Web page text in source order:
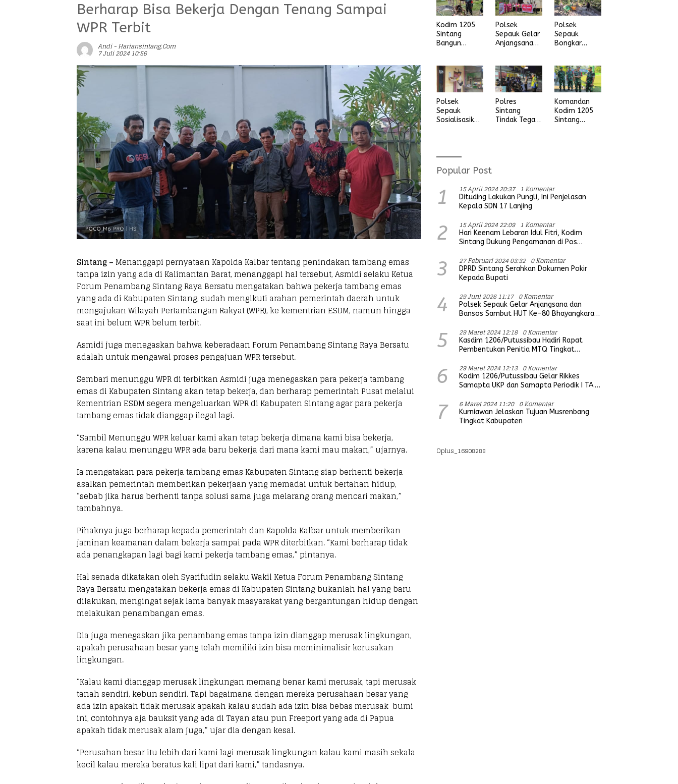
Berharap Bisa Bekerja Dengan Tenang Sampai
WPR Terbit
Andi - Hariansintang.com
7 Juli 2024 10:56
Sintang – Menanggapi pernyataan Kapolda Kalbar tentang penindakan tambang emas
tanpa izin yang ada di Kalimantan Barat, menanggapi hal tersebut, Asmidi selaku Ketua
Forum Penambang Sintang Raya Bersatu mengatakan bahwa pekerja tambang emas
yang ada di Kabupaten Sintang, sudah mengikuti arahan pemerintah daerah untuk
mengajukan Wilayah Pertambangan Rakyat (WPR), ke kementrian ESDM, namun hingga
saat ini belum WPR belum terbit.
Asmidi juga menegaskan bahwa keberadaan Forum Penambang Sintang Raya Bersatu
adalah untuk mengawal proses pengajuan WPR tersebut.
Sembari menunggu WPR di terbitkan Asmidi juga menegaskan para pekerja tambang
emas di Kabupaten Sintang akan tetap bekerja, dan berharap pemerintah Pusat melalui
Kementrian ESDM segera mengeluarkan WPR di Kabupaten Sintang agar para pekerja
tambang emas tidak dianggap ilegal lagi.
“Sambil Menunggu WPR keluar kami akan tetap bekerja dimana kami bisa bekerja,
karena kalau menunggu WPR ada baru bekerja dari mana kami mau makan,” ujarnya.
Ia mengatakan para pekerja tambang emas Kabupaten Sintang siap berhenti bekerja
asalkan pemerintah memberikan pekerjaan yang memadai untuk bertahan hidup,
“sebab jika harus berhenti tanpa solusi sama juga melarang orang mencari makan,”
tambahnya.
Pihaknya juga berharap kepada pemerintah dan Kapolda Kalbar untuk memberikan
jaminan keamanan dalam bekerja sampai pada WPR diterbitkan. “Kami berharap tidak
ada penangkapan lagi bagi kami pekerja tambang emas,” pintanya.
Hal senada dikatakan oleh Syarifudin selaku Wakil Ketua Forum Penambang Sintang
Raya Bersatu mengatakan bekerja emas di Kabupaten Sintang bukanlah hal yang baru
dilakukan, mengingat sejak lama banyak masyarakat yang bergantungan hidup dengan
melakukan penambangan emas.
Dia juga menegaskan jika penambang emas tanpa izin dianggap merusak lingkungan,
apakah perusahaan besar yang telah memiliki izin bisa meminimalisir kerusakan
lingkungan.
“Kalau kami dianggap merusak lingkungan memang benar kami merusak, tapi merusak
tanah sendiri, kebun sendiri. Tapi bagaimana dengan mereka perusahaan besar yang
ada izin apakah tidak merusak apakah kalau sudah ada izin bisa bebas merusak bumi
ini, contohnya aja bauksit yang ada di Tayan atau pun Freeport yang ada di Papua
apakah tidak merusak alam juga,” ujar dia dengan kesal.
“Perusahan besar itu lebih dari kami lagi merusak lingkungan kalau kami masih sekala
kecil kalau mereka beratus kali lipat dari kami,” tandasnya.
Kodim 1205
Sintang
Bangun
Polsek
Sepauk Gelar
Anjangsana
Ke-80
Bhayangkara
Tahun 2026
Polsek
Sepauk
Bongkar
dusun Lepung
Beruang Desa
Sekubang KM
38 Kayu Lapis
Polsek
Sepauk
Sosialisasikan
kepada
Warga Desa
Tanjung Ria
Polres
Sintang
Tindak Tegas
Umum
Komandan
Kodim 1205
Sintang
Koramil
Popular Post
1 15 April 2024 20:37 1 Komentar
Dituding Lakukan Pungli, Ini Penjelasan
Kepala SDN 17 Lanjing
2 15 April 2024 22:09 1 Komentar
Hari Keenam Lebaran Idul Fitri, Kodim
Sintang Dukung Pengamanan di Pos
3 27 Februari 2024 03:32 0 Komentar
DPRD Sintang Serahkan Dokumen Pokir
Kepada Bupati
4 29 Juni 2026 11:17 0 Komentar
Polsek Sepauk Gelar Anjangsana dan
Bansos Sambut HUT Ke-80 Bhayangkara
5 29 Maret 2024 12:18 0 Komentar
Kasdim 1206/Putussibau Hadiri Rapat
Pembentukan Penitia MTQ Tingkat
6 29 Maret 2024 12:13 0 Komentar
Kodim 1206/Putussibau Gelar Rikkes
Samapta UKP dan Samapta Periodik I TA.
7 6 Maret 2024 11:20 0 Komentar
Kurniawan Jelaskan Tujuan Musrenbang
Tingkat Kabupaten
Oplus_16908288